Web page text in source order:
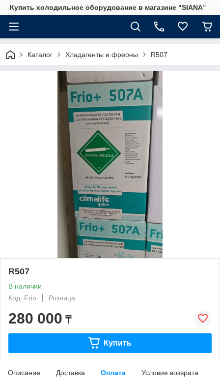
Купить холодильное оборудование в магазине "SIANA"
Каталог Хладагенты и фреоны R507
R507
В наличии
Код: Frio
Розница
280 000 ₸
Купить
Описание Доставка Оплата Условия возврата